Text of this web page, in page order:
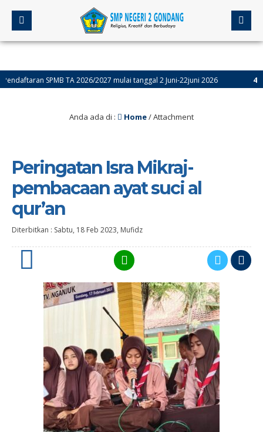
SPMB TA 2026/2027 mulai tanggal 2 Juni-22juni 2026 4
Anda ada di : Home/ Attachment
Peringatan Isra Mikraj-
pembacaan ayat suci al
qur’an
Diterbitkan : Sabtu, 18 Feb 2023, Mufidz